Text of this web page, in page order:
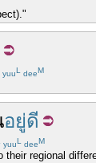
yuuL deeM
อยู่ดี
yuuL deeM
their regional